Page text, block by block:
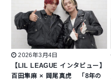
2026年3月4日
【LIL LEAGUE インタビュー】
百田隼麻 × 岡尾真虎 「8年の